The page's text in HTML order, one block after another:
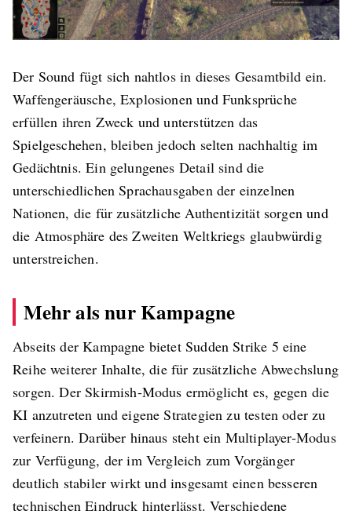
Der Sound fügt sich nahtlos in dieses Gesamtbild ein.
Waffengeräusche, Explosionen und Funksprüche
erfüllen ihren Zweck und unterstützen das
Spielgeschehen, bleiben jedoch selten nachhaltig im
Gedächtnis. Ein gelungenes Detail sind die
unterschiedlichen Sprachausgaben der einzelnen
Nationen, die für zusätzliche Authentizität sorgen und
die Atmosphäre des Zweiten Weltkriegs glaubwürdig
unterstreichen.
Mehr als nur Kampagne
Abseits der Kampagne bietet Sudden Strike 5 eine
Reihe weiterer Inhalte, die für zusätzliche Abwechslung
sorgen. Der Skirmish-Modus ermöglicht es, gegen die
KI anzutreten und eigene Strategien zu testen oder zu
verfeinern. Darüber hinaus steht ein Multiplayer-Modus
zur Verfügung, der im Vergleich zum Vorgänger
deutlich stabiler wirkt und insgesamt einen besseren
technischen Eindruck hinterlässt. Verschiedene